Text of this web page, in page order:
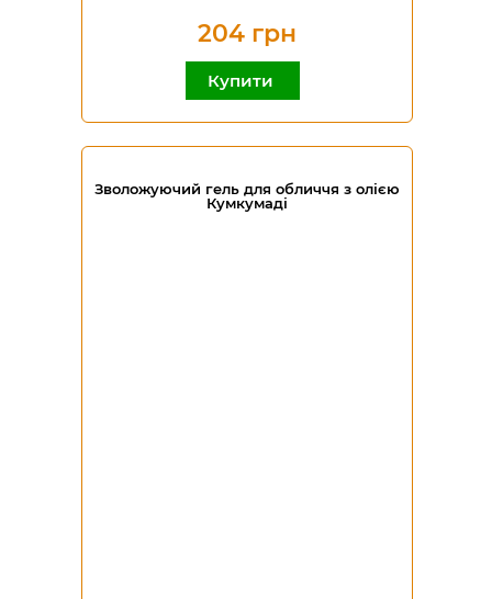
204 грн
Купити
Зволожуючий гель для обличчя з олією
Кумкумаді